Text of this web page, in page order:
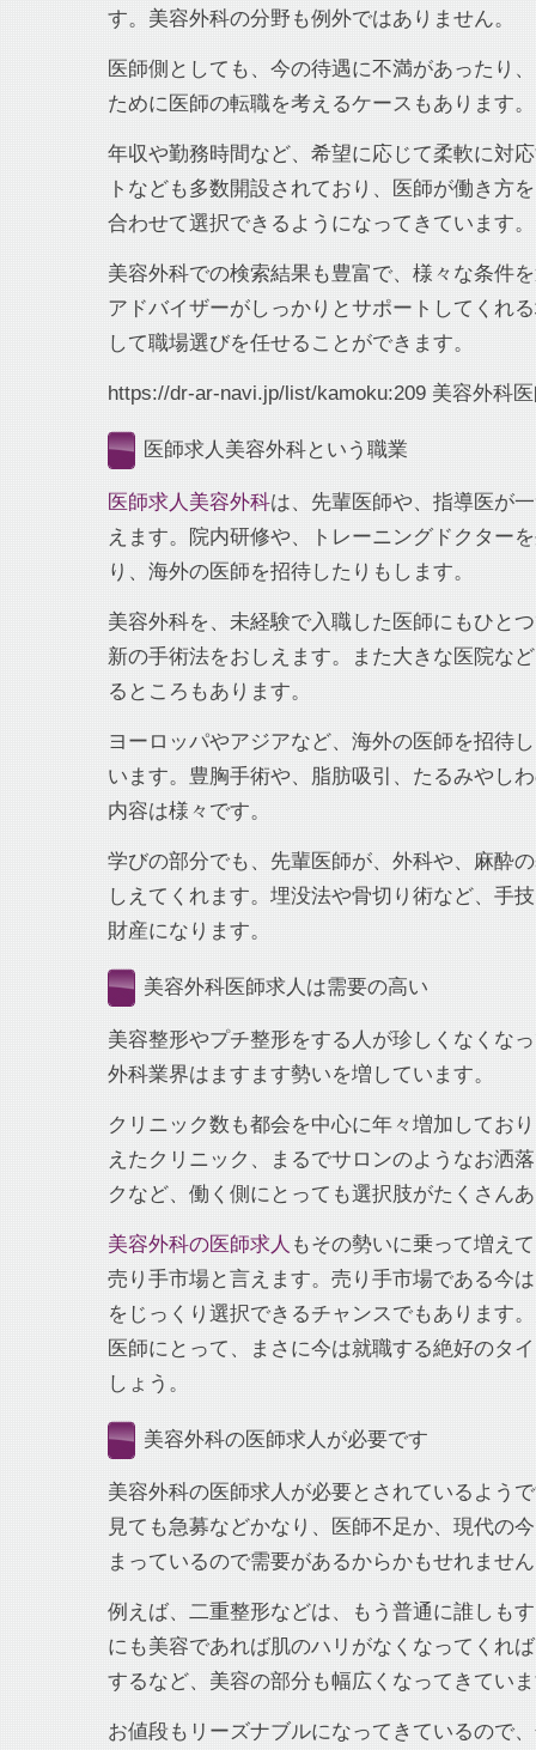
す。美容外科の分野も例外ではありません。
医師側としても、今の待遇に不満があったり
ために医師の転職を考えるケースもあります。
年収や勤務時間など、希望に応じて柔軟に対
トなども多数開設されており、医師が働き方
合わせて選択できるようになってきています。
美容外科での検索結果も豊富で、様々な条件
アドバイザーがしっかりとサポートしてくれ
して職場選びを任せることができます。
https://dr-ar-navi.jp/list/kamoku:209 美容外科
医師求人美容外科という職業
医師求人美容外科は、先輩医師や、指導医が
えます。院内研修や、トレーニングドクター
り、海外の医師を招待したりもします。
美容外科を、未経験で入職した医師にもひと
新の手術法をおしえます。また大きな医院な
るところもあります。
ヨーロッパやアジアなど、海外の医師を招待
います。豊胸手術や、脂肪吸引、たるみやし
内容は様々です。
学びの部分でも、先輩医師が、外科や、麻酔
しえてくれます。埋没法や骨切り術など、手
財産になります。
美容外科医師求人は需要の高い
美容整形やプチ整形をする人が珍しくなくな
外科業界はますます勢いを増しています。
クリニック数も都会を中心に年々増加してお
えたクリニック、まるでサロンのようなお洒
クなど、働く側にとっても選択肢がたくさん
美容外科の医師求人 もその勢いに乗って増え
売り手市場と言えます。売り手市場である今
をじっくり選択できるチャンスでもあります
医師にとって、まさに今は就職する絶好のタ
しょう。
美容外科の医師求人が必要です
美容外科の医師求人が必要とされているよう
見ても急募などかなり、医師不足か、現代の
まっているので需要があるからかもせれませ
例えば、二重整形などは、もう普通に誰しも
にも美容であれば肌のハリがなくなってくれ
するなど、美容の部分も幅広くなってきてい
お値段もリーズナブルになってきているので